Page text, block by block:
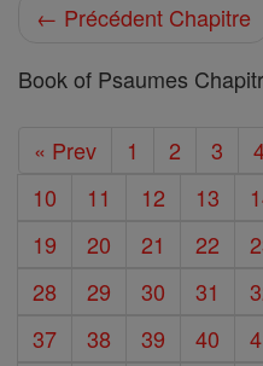
← Précédent Chapitre
Book of Psaumes
« Prev 1 2 3
10
11 12 13
19
20 21 22
28
29 30 31
37
38 39 40